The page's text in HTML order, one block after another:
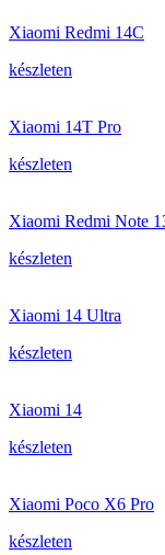
Xiaomi Redmi 14C
készleten
Xiaomi 14T Pro
készleten
Xiaomi Redmi Note
készleten
Xiaomi 14 Ultra
készleten
Xiaomi 14
készleten
Xiaomi Poco X6 Pro
készleten